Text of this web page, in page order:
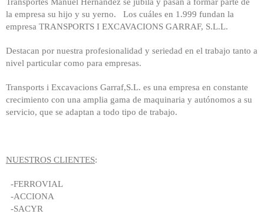
la empresa su hijo y su yerno. Los cuáles en 1.999 fundan la
empresa TRANSPORTS I EXCAVACIONS GARRAF, S.L.L.
Destacan por nuestra profesionalidad y seriedad en el trabajo tanto a
nivel particular como para empresas.
Transports i Excavacions Garraf,S.L. es una empresa en constante
crecimiento con una amplia gama de maquinaria y autónomos a su
servicio, que se adaptan a todo tipo de trabajo.
NUESTROS CLIENTES:
-FERROVIAL
-ACCIONA
-SACYR